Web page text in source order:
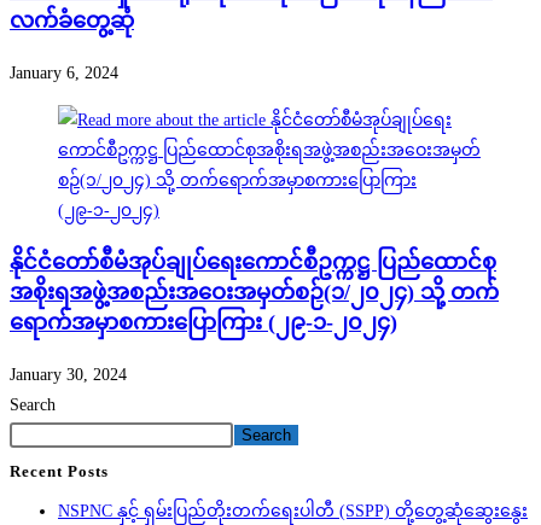
လက်ခံတွေ့ဆုံ
January 6, 2024
နိုင်ငံတော်စီမံအုပ်ချုပ်ရေးကောင်စီဥက္ကဋ္ဌ ပြည်ထောင်စု
အစိုးရအဖွဲ့အစည်းအဝေးအမှတ်စဉ်(၁/၂၀၂၄) သို့ တက်
ရောက်အမှာစကားပြောကြား (၂၉-၁-၂၀၂၄)
January 30, 2024
Search
Search
Recent Posts
NSPNC နှင့် ရှမ်းပြည်တိုးတက်ရေးပါတီ (SSPP) တို့တွေ့ဆုံဆွေးနွေး